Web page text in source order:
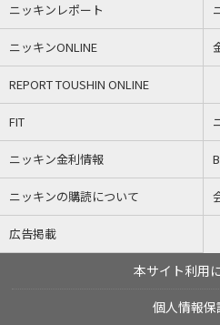
ニッキンレポート
ニッキンONLINE
REPORT TOUSHIN ONLINE
FIT
ニッキン金利情報
ニッキンの購読について
広告掲載
本サイト利用
個人情報保